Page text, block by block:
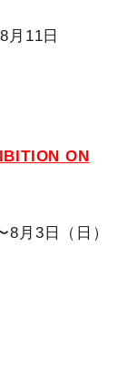
11日
ON
月3日（日）